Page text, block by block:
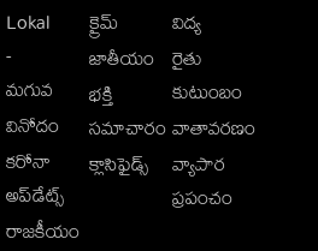
Lokal
-
మగువ
వినోదం
కరోనా
అప్‌డేట్స్
రాజకీయం
క్రైమ్
జాతీయం
భక్తి
సమాచారం
క్లాసిఫైడ్స్
విద్య
రైతు
కుటుంబం
వాతావరణం
వ్యాపార
ప్రపంచం